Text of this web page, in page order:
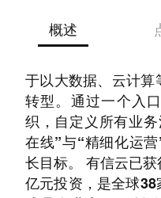
概述
于以大数据、云计
转型。通过一个入
织，自定义所有业
在线”与“精细化运
长目标。 有信云已
亿元投资，是全球